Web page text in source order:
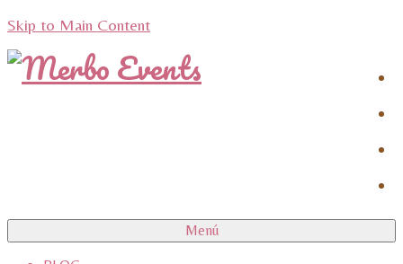
Skip to Main Content
Menú